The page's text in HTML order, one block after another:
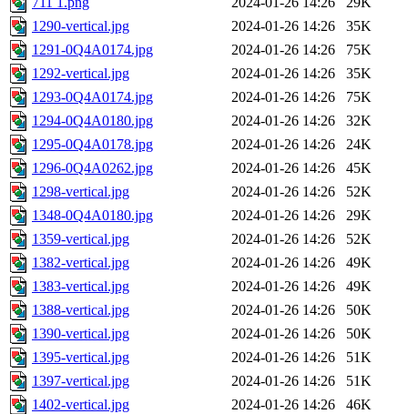
1290-vertical.jpg
2024-01-26 14:26
35K
1291-0Q4A0174.jpg
2024-01-26 14:26
75K
1292-vertical.jpg
2024-01-26 14:26
35K
1293-0Q4A0174.jpg
2024-01-26 14:26
75K
1294-0Q4A0180.jpg
2024-01-26 14:26
32K
1295-0Q4A0178.jpg
2024-01-26 14:26
24K
1296-0Q4A0262.jpg
2024-01-26 14:26
45K
1298-vertical.jpg
2024-01-26 14:26
52K
1348-0Q4A0180.jpg
2024-01-26 14:26
29K
1359-vertical.jpg
2024-01-26 14:26
52K
1382-vertical.jpg
2024-01-26 14:26
49K
1383-vertical.jpg
2024-01-26 14:26
49K
1388-vertical.jpg
2024-01-26 14:26
50K
1390-vertical.jpg
2024-01-26 14:26
50K
1395-vertical.jpg
2024-01-26 14:26
51K
1397-vertical.jpg
2024-01-26 14:26
51K
1402-vertical.jpg
2024-01-26 14:26
46K